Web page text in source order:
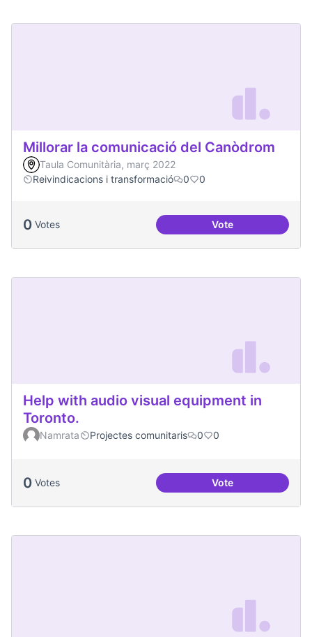
Millorar la comunicació del Canòdrom
Taula Comunitària, març 2022
Reivindicacions i transformació
0 0
0 Votes VoteMillorar la
Help with audio visual equipment in
Toronto.
Namrata Projectes comunitaris 0 0
0 Votes VoteHelp with audio